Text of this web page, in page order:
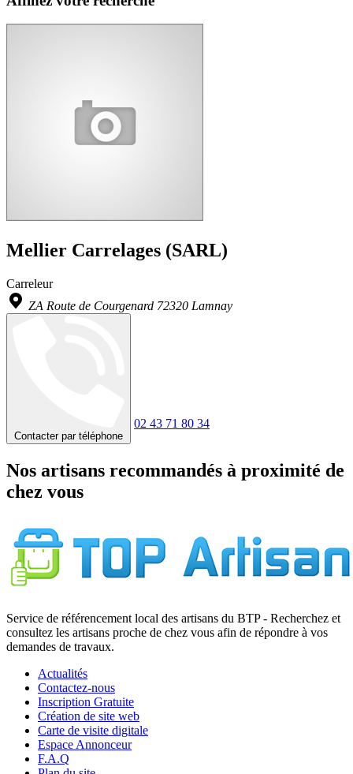
Mellier Carrelages (SARL)
Carreleur
ZA Route de Courgenard 72320 Lamnay
Contacter par téléphone
02 43 71 80 34
Nos artisans recommandés à proximité de
chez vous
Service de référencement local des artisans du BTP - Recherchez et
consultez les artisans proche de chez vous afin de répondre à vos
demandes de travaux.
Actualités
Contactez-nous
Inscription Gratuite
Création de site web
Carte de visite digitale
Espace Annonceur
F.A.Q